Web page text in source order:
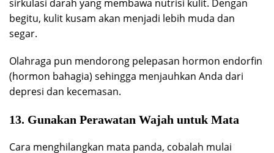
sirkulasi darah yang membawa nutrisi kulit. Dengan
begitu, kulit kusam akan menjadi lebih muda dan
segar.
Olahraga pun mendorong pelepasan hormon endorfin
(hormon bahagia) sehingga menjauhkan Anda dari
depresi dan kecemasan.
13. Gunakan Perawatan Wajah untuk Mata
Cara menghilangkan mata panda, cobalah mulai